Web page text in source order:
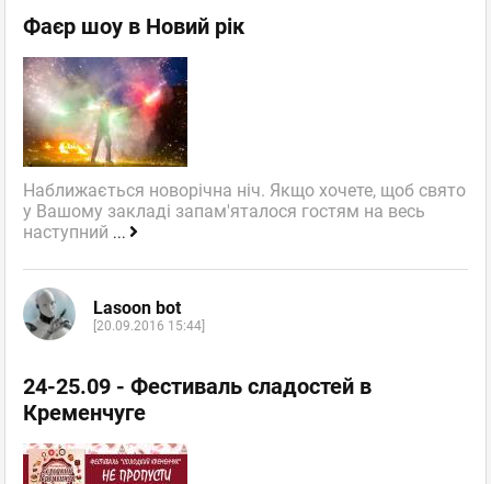
Фаєр шоу в Новий рік
Наближається новорічна ніч. Якщо хочете, щоб свято
у Вашому закладі запам'яталося гостям на весь
наступний ...
Lasoon bot
[20.09.2016 15:44]
24-25.09 - Фестиваль сладостей в
Кременчуге